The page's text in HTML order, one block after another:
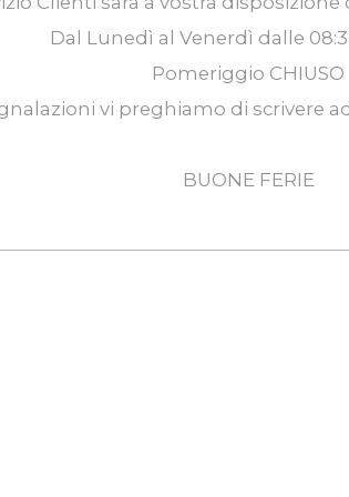
Dal Lunedì al Venerdì dalle
Pomeriggio CHIUSO
vi preghiamo di scrivere ad
BUONE FERIE